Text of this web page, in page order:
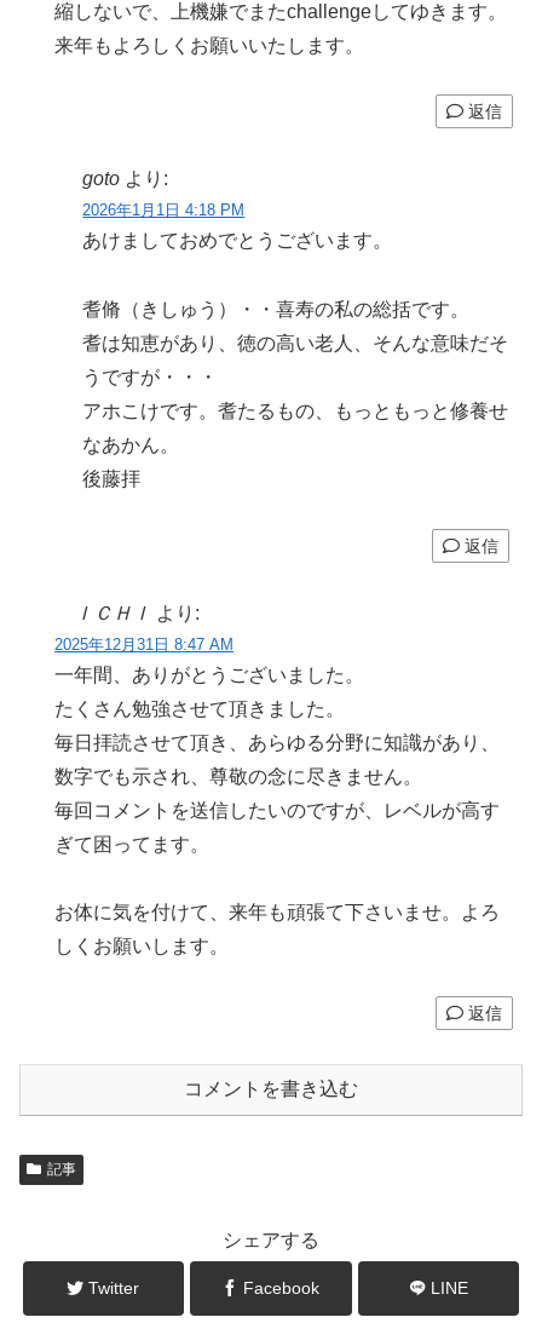
縮しないで、上機嫌でまたchallengeしてゆきます。
来年もよろしくお願いいたします。
返信
goto より:
2026年1月1日 4:18 PM
あけましておめでとうございます。
耆脩（きしゅう）・・喜寿の私の総括です。
耆は知恵があり、徳の高い老人、そんな意味だそ
うですが・・・
アホこけです。耆たるもの、もっともっと修養せ
なあかん。
後藤拝
返信
ＩＣＨＩ より:
2025年12月31日 8:47 AM
一年間、ありがとうございました。
たくさん勉強させて頂きました。
毎日拝読させて頂き、あらゆる分野に知識があり、
数字でも示され、尊敬の念に尽きません。
毎回コメントを送信したいのですが、レベルが高す
ぎて困ってます。
お体に気を付けて、来年も頑張て下さいませ。よろ
しくお願いします。
返信
コメントを書き込む
記事
シェアする
Twitter Facebook LINE